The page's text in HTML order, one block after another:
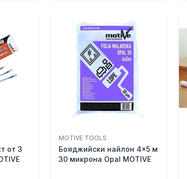
от 3
MOTIVE TOOLS
Бояджийски найлон 4x5 м
30 микрона Opal MOTIVE